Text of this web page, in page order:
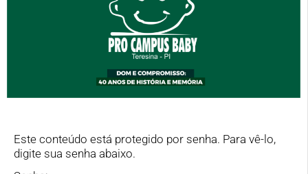
Este conteúdo está protegido por senha. Para vê-lo,
digite sua senha abaixo.